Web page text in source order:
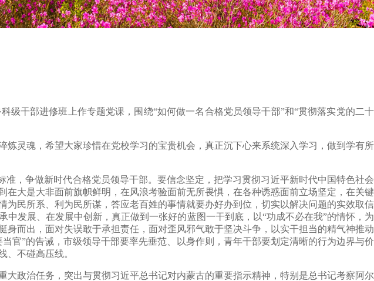
级干部进修班上作专题党课，围绕“如何做一名合格党员领导干部”和“贯彻落实党的二十
灵魂，希望大家珍惜在党校学习的宝贵机会，真正沉下心来系统深入学习，做到学有所
，争做新时代合格党员领导干部。要信念坚定，把学习贯彻习近平新时代中国特色社会
在大是大非面前旗帜鲜明，在风浪考验面前无所畏惧，在各种诱惑面前立场坚定，在关键
民所系、利为民所谋，答应老百姓的事情就要办好办到位，切实以解决问题的实效取信
发展、在发展中创新，真正做到一张好的蓝图一干到底，以“功成不必在我”的情怀，为
而出，面对失误敢于承担责任，面对歪风邪气敢于坚决斗争，以实干担当的精气神推动
官”的告诫，市级领导干部要率先垂范、以身作则，青年干部要划定清晰的行为边界与价
、不碰高压线。
政治任务，突出与贯彻习近平总书记对内蒙古的重要指示精神，特别是总书记考察阿尔